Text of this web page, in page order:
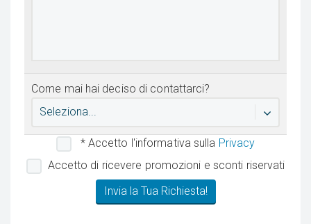
Come mai hai deciso di contattarci?
Seleziona...
* Accetto l'informativa sulla Privacy
Accetto di ricevere promozioni e sconti riservati